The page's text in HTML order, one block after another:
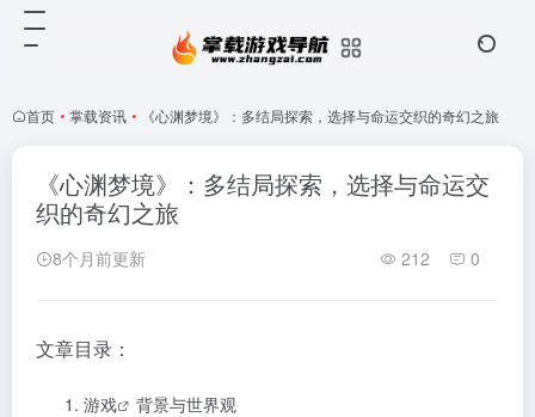
首页 • 掌载资讯 • 《心渊梦境》：多结局探索，选择与命运交织的奇幻之旅
《心渊梦境》：多结局探索，选择与命运交
织的奇幻之旅
8个月前更新 212 0
文章目录：
游戏
背景与世界观